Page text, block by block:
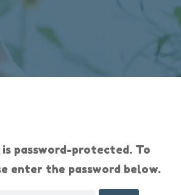
password-protected. To
enter the password below.